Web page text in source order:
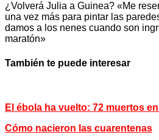
¿Volverá Julia a Guinea? «Me
una vez más para pintar las
damos a los nenes cuando son
maratón»
También te puede interesar
El ébola ha vuelto: 72 muertos
Cómo nacieron las cuarentenas